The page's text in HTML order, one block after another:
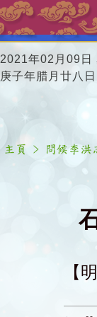
2021年02月09日
庚子年腊月廿八日
【